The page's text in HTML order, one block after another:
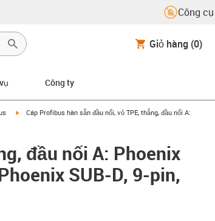
Công
Giỏ hàng (0)
Công ty
igus-icon-arrow-right
Cáp Profibus hàn sẵn đầu nối, vỏ TPE, thẳng, đầu nối A:
đầu nối A: Phoenix
SUB-D, 9-pin,